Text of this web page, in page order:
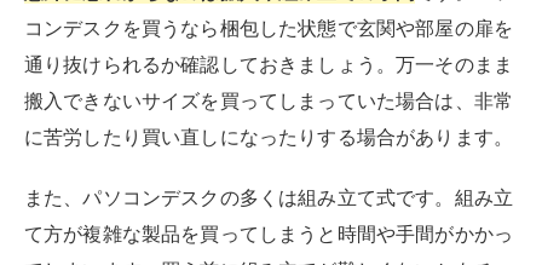
とはいえ、組み立てサービスがある製品もあります。お
気に入りの商品の組み立てが難しそうなら組み立てサー
ビスを利用するのも1つの方法です。
ク】